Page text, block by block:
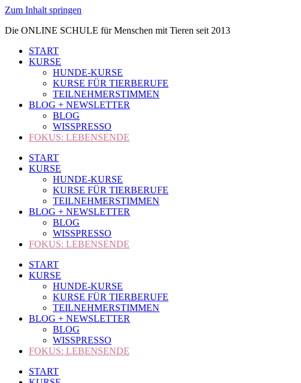
Zum Inhalt springen
Die ONLINE SCHULE für Menschen mit Tieren seit 2013
START
KURSE
HUNDE-KURSE
KURSE FÜR TIERBERUFE
TEILNEHMERSTIMMEN
BLOG + NEWSLETTER
BLOG
WISSPRESSO
FOKUS: LEBENSENDE
START
KURSE
HUNDE-KURSE
KURSE FÜR TIERBERUFE
TEILNEHMERSTIMMEN
BLOG + NEWSLETTER
BLOG
WISSPRESSO
FOKUS: LEBENSENDE
START
KURSE
HUNDE-KURSE
KURSE FÜR TIERBERUFE
TEILNEHMERSTIMMEN
BLOG + NEWSLETTER
BLOG
WISSPRESSO
FOKUS: LEBENSENDE
START